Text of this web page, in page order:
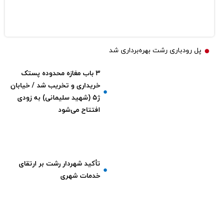
پل رودباری رشت بهره‌برداری شد
۳ باب مغازه محدوده پستک
خریداری و تخریب شد / خیابان
ژ۵ (شهید سلیمانی) به زودی
افتتاح می‌شود
تأکید شهردار رشت بر ارتقای
خدمات شهری